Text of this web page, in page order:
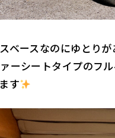
ベースなのにゆとり
ーシートタイプのフ
す